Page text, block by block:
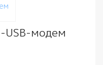
USB-модем